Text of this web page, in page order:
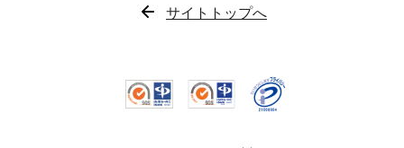
サイトトップへ